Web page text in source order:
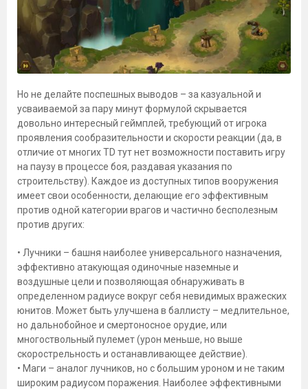
Но не делайте поспешных выводов – за казуальной и
усваиваемой за пару минут формулой скрывается
довольно интересный геймплей, требующий от игрока
проявления сообразительности и скорости реакции (да, в
отличие от многих TD тут нет возможности поставить игру
на паузу в процессе боя, раздавая указания по
строительству). Каждое из доступных типов вооружения
имеет свои особенности, делающие его эффективным
против одной категории врагов и частично бесполезным
против других:
• Лучники – башня наиболее универсального назначения,
эффективно атакующая одиночные наземные и
воздушные цели и позволяющая обнаруживать в
определенном радиусе вокруг себя невидимых вражеских
юнитов. Может быть улучшена в баллисту – медлительное,
но дальнобойное и смертоносное орудие, или
многоствольный пулемет (урон меньше, но выше
скорострельность и останавливающее действие).
• Маги – аналог лучников, но с большим уроном и не таким
широким радиусом поражения. Наиболее эффективными